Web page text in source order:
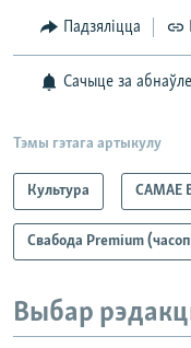
Падзяліцца
Сачыце за
Тэмы гэтага артыкулу
Культура САМАЕ
Свабода Premium
Выбар